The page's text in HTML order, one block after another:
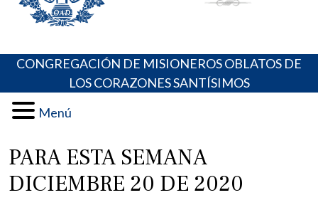
CONGREGACIÓN DE MISIONEROS OBLATOS DE
LOS CORAZONES SANTÍSIMOS
Menú
PARA ESTA SEMANA
DICIEMBRE 20 DE 2020